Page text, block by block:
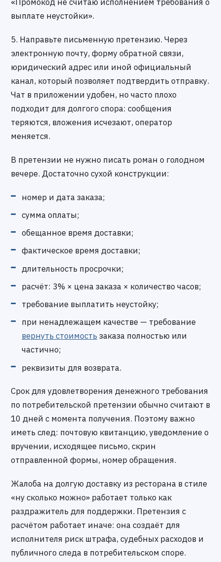
выплате неустойки».
5. Направьте письменную претензию. Через
электронную почту, форму обратной связи,
юридический адрес или иной официальный
канал, который позволяет подтвердить отправку.
Чат в приложении удобен, но часто плохо
подходит для долгого спора: сообщения
теряются, вложения исчезают, оператор
меняется.
В претензии не нужно писать роман о голодном
вечере. Достаточно сухой конструкции:
номер и дата заказа;
сумма оплаты;
обещанное время доставки;
фактическое время доставки;
длительность просрочки;
расчёт: 3% × цена заказа × количество часов;
требование выплатить неустойку;
при ненадлежащем качестве — требование
вернуть стоимость заказа полностью или
частично;
реквизиты для возврата.
Срок для удовлетворения денежного требования
по потребительской претензии обычно считают в
10 дней с момента получения. Поэтому важно
иметь след: почтовую квитанцию, уведомление о
вручении, исходящее письмо, скрин
отправленной формы, номер обращения.
Жалоба на долгую доставку из ресторана в стиле
«ну сколько можно» работает только как
раздражитель для поддержки. Претензия с
расчётом работает иначе: она создаёт для
исполнителя риск штрафа, судебных расходов и
публичного следа в потребительском споре.